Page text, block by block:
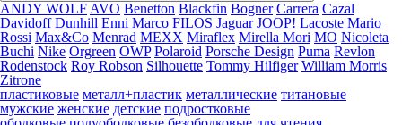
ANDY WOLF AVO Benetton Blackfin Bogner Carrera Cazal
Davidoff Dunhill Enni Marco FILOS Jaguar JOOP! Lacoste Mario
Rossi Max&Co Menrad MEXX Miraflex Mirella Mori MO Nicoleta
Buchi Nike Orgreen OWP Polaroid Porsche Design Puma Revlon
Rodenstock Roy Robson Silhouette Tommy Hilfiger William Morris
Zitrone
пластиковые металл+пластик металлические титановые
мужские женские детские подростковые